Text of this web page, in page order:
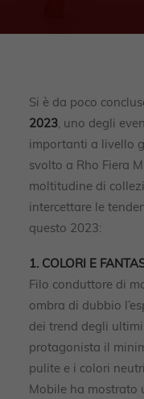
Si è da poco
2023, uno degli
importanti a livello
svolto a Rho Fiera
moltitudine di
intercettare le
questo 2023:
1. COLORI E
Filo conduttore di
ombra di dubbio
dei trend degli
protagonista il
pulite e i colori
Mobile ha mostrato